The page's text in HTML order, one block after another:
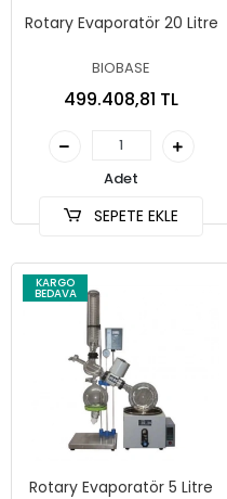
Rotary Evaporatör 20 Litre
BIOBASE
499.408,81 TL
Adet
SEPETE EKLE
KARGO
BEDAVA
Rotary Evaporatör 5 Litre